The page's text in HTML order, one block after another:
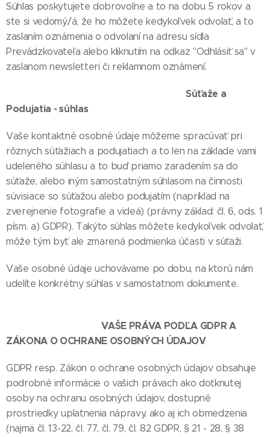
Súhlas poskytujete dobrovoľne a to na dobu 5 rokov a
ste si vedomý/á, že ho môžete kedykoľvek odvolať, a to
zaslaním oznámenia o odvolaní na adresu sídla
Prevádzkovateľa alebo kliknutím na odkaz "Odhlásiť sa" v
zaslanom newsletteri či reklamnom oznámení.
Súťaže a
Podujatia - súhlas
Vaše kontaktné osobné údaje môžeme spracúvať pri
rôznych súťažiach a podujatiach a to len na základe vami
udeleného súhlasu a to buď priamo zaradením sa do
súťaže, alebo iným samostatným súhlasom na činnosti
súvisiace so súťažou alebo podujatím (napríklad na
zverejnenie fotografie a videá) (právny základ: čl. 6, ods. 1
písm. a) GDPR). Takýto súhlas môžete kedykoľvek odvolať,
môže tým byť ale zmarená podmienka účasti v súťaži.
Vaše osobné údaje uchovávame po dobu, na ktorú nám
udelíte konkrétny súhlas v samostatnom dokumente.
VAŠEPRÁVA PODĽA GDPR A
ZÁKONA O OCHRANE OSOBNÝCH ÚDAJOV
GDPR resp. Zákon o ochrane osobných údajov obsahuje
podrobné informácie o vašich právach ako dotknutej
osoby na ochranu osobných údajov, dostupné
prostriedky uplatnenia nápravy, ako aj ich obmedzenia
(najmä čl. 13-22, čl. 77, čl. 79, čl. 82 GDPR, § 21 - 28, § 38